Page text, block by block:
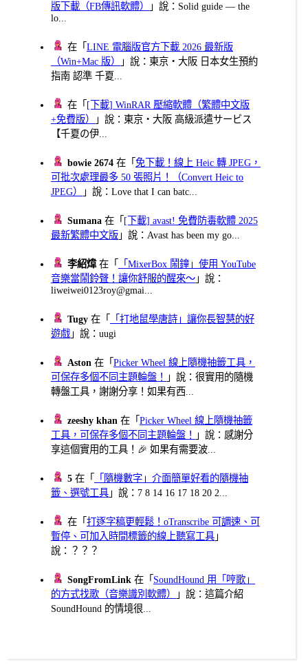
版下載（FB傳訊軟體）
」說：Solid guide — the
lo...
在「LINE 電腦版官方下載 2026 最新版
（Win+Mac 版）
」說：東京・大阪 日本女生預約
指南 認準 千夏...
在「 [下載] WinRAR 壓縮軟體（繁體中文版
+免費版）
」說：東京・大阪 高級派遣サービス
【千夏の伊...
bowie 2674 在「免下載！線上 Heic 轉 JPEG，
可批次處理最多 50 張照片！（Convert Heic to
JPEG）
」說：Love that I can batc...
Sumana 在「 [下載] avast! 免費防毒軟體 2025
最新繁體中文版 」說：Avast has been my go...
李紹煒在「
「MixerBox 鬧鐘」使用 YouTube
音樂當鬧鈴聲！讓你舒服的醒來～ 」說：
liweiwei0123roy@gmai...
Tugy 在「
「打地鼠學唐詩」讓你長智慧的好
遊戲 」說：uugi
Aston 在「Picker Wheel 線上隨機抽籤工具，
可保存多個不同主題輪盤！
」說：很實用的隨機
轉盤工具，謝謝分享！如果有西...
zeeshy khan 在「Picker Wheel 線上隨機抽籤
工具，可保存多個不同主題輪盤！
」說：感謝分
享這個實用的工具！🎉 如果有需要波...
5 在「
「隨機數字」介面簡單好看的隨機抽
籤、選號工具 」說：7 8 14 16 17 18 20 2...
在「打逐字稿更輕鬆！oTranscribe 可調速、可
暫停、可加入時間標籤的線上聽寫工具 」
說：？？？
SongFromLink 在「 SoundHound 用「哼歌」
的方式找歌（音樂識別軟體）
」說：這篇介紹
SoundHound 的情境很...